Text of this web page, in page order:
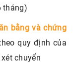
tháng)
bằng và chứng
quy định của
chuyển